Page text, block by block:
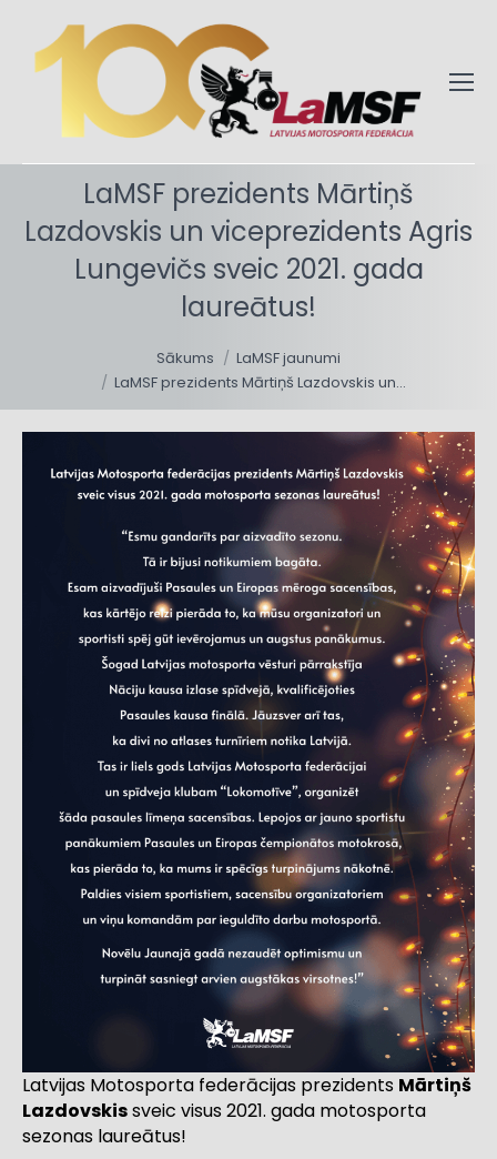
LaMSF prezidents Mārtiņš
Lazdovskis un viceprezidents Agris
Lungevičs sveic 2021. gada
laureātus!
Sākums
LaMSF jaunumi
LaMSF prezidents Mārtiņš Lazdovskis un…
Latvijas Motosporta federācijas prezidents Mārtiņš
Lazdovskissveic visus 2021. gada motosporta
sezonas laureātus!